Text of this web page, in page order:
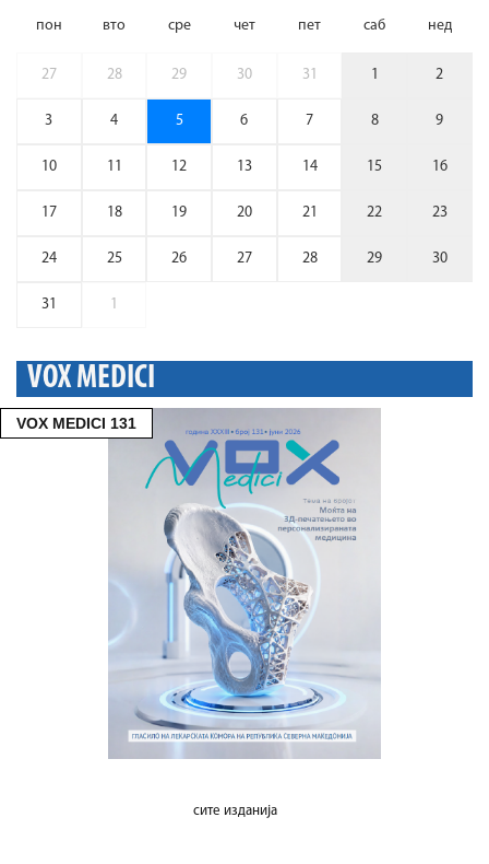
пон вто сре чет пет саб нед
27 28 29 30 31 1 2
3 4 5 6 7 8 9
10 11 12 13 14 15 16
17 18 19 20 21 22 23
24 25 26 27 28 29 30
31 1
VOX MEDICI
VOX MEDICI 131
сите изданија